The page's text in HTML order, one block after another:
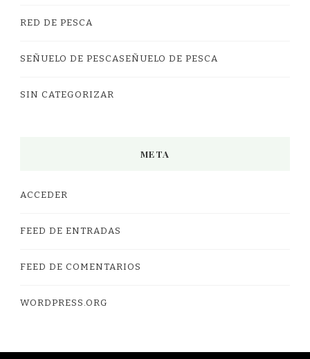
RED DE PESCA
SEÑUELO DE PESCASEÑUELO DE PESCA
SIN CATEGORIZAR
META
ACCEDER
FEED DE ENTRADAS
FEED DE COMENTARIOS
WORDPRESS.ORG